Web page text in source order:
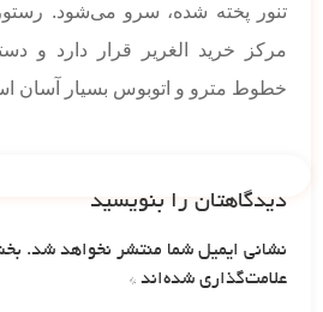
تنور پخته شده، سرو می‌شود.
مرکز خرید الغریر قرار دارد و
خطوط مترو و اتوبوس بسیار آسان
دیدگاهتان را بنویسید
نشانی ایمیل شما منتشر نخواهد شد.
علامت‌گذاری شده‌اند *